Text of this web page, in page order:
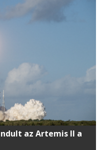
az Artemis II a